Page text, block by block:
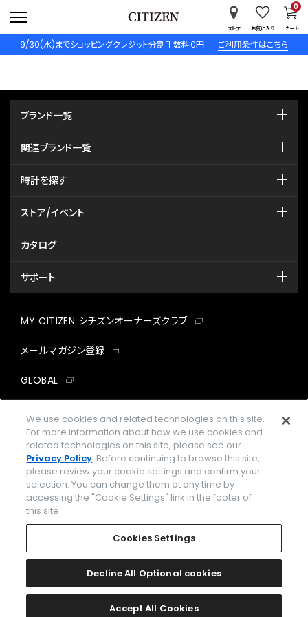
9/30(水)までショッピングクレジット分割手数料０円 ご利用条件はこちら
ストア お気に入り カート
0
ブランド一覧
関連ブランド一覧
時計を探す
ストア/イベント
カタログ
サポート
MY CITIZEN シチズンオーナーズクラブ
メールマガジン登録
GLOBAL
facebookinstagramtwitter
企業情報 ご利用規約
プライバシーポリシー Cookies Settings
Amazon PayはAmazon.com, Inc.またはその関連会社の商標です。
2026 CITIZEN WATCH CO., LTD.
We use cookies and related technologies on this site.
For more information about how we use cookies and
related technologies on this site, please see our
Privacy Policy. Before continuing to browse this site,
please review your cookie settings and confirm your
selection. You can change them at any time by
accessing the "Cookie Settings" link in the footer of
this site.
Cookies Settings
Decline All Optional cookies
Accept All Cookies